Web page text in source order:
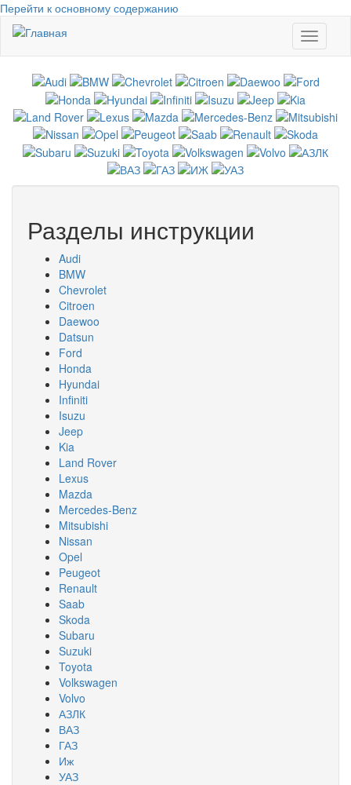
Перейти к основному содержанию
Toggle
Разделы инструкции
Audi
BMW
Chevrolet
Citroen
Daewoo
Datsun
Ford
Honda
Hyundai
Infiniti
Isuzu
Jeep
Kia
Land Rover
Lexus
Mazda
Mercedes-Benz
Mitsubishi
Nissan
Opel
Peugeot
Renault
Saab
Skoda
Subaru
Suzuki
Toyota
Volkswagen
Volvo
АЗЛК
ВАЗ
ГАЗ
Иж
УАЗ